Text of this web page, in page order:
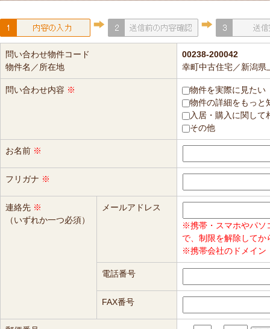
問い合わせ物件コード
物件名／所在地
00238-200042
幸町中古住宅／新潟県
問い合わせ内容 ※
物件を実際に見たい
物件の詳細をもっと
入居・購入に関して
その他
お名前 ※
フリガナ ※
連絡先 ※
（いずれか一つ必須）
メールアドレス
※携帯・スマホやパソ
で、制限を解除して
※携帯会社のドメイン
電話番号
FAX番号